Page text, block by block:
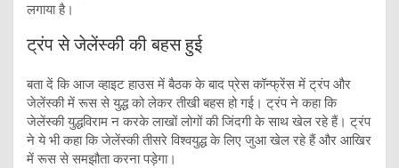
लगाया है।
ट्रंप से जेलेंस्की की बहस हुई
बता दें कि आज व्हाइट हाउस में बैठक के बाद प्रेस कॉन्फ्रेंस में ट्रंप और
जेलेंस्की में रूस से युद्ध को लेकर तीखी बहस हो गई। ट्रंप ने कहा कि
जेलेंस्की युद्धविराम न करके लाखों लोगों की जिंदगी के साथ खेल रहे हैं। ट्रंप
ने ये भी कहा कि जेलेंस्की तीसरे विश्वयुद्ध के लिए जुआ खेल रहे हैं और आखिर
में रूस से समझौता करना पड़ेगा।